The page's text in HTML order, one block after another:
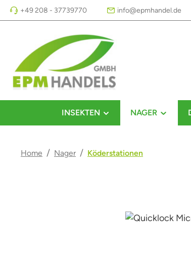
Hauptinhalt springen
Zur Suche springen
Zur Hauptnavigation springen
+49 208 - 37739770 info@epmhandel.de
INSEKTEN NAGER
Home / Nager / Köderstationen
Bildergalerie überspringen